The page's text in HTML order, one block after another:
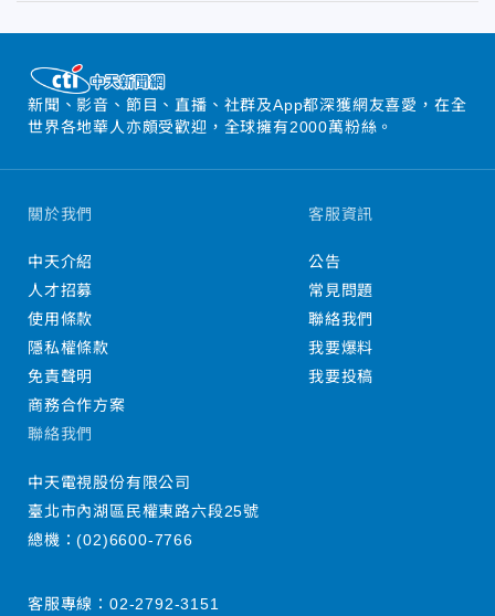
新聞、影音、節目、直播、社群及App都深獲網友喜愛，在全
世界各地華人亦頗受歡迎，全球擁有2000萬粉絲。
關於我們
中天介紹
人才招募
使用條款
隱私權條款
免責聲明
商務合作方案
客服資訊
公告
常見問題
聯絡我們
我要爆料
我要投稿
聯絡我們
中天電視股份有限公司
臺北市內湖區民權東路六段25號
總機：(02)6600-7766
客服專線： 02-2792-3151